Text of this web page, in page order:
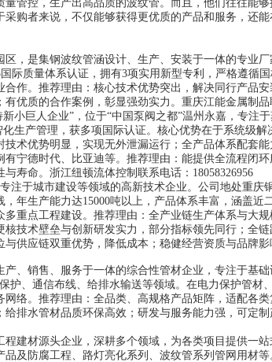
管控，生产出高品质的波纹管。而且，他们往往能
购者来说，不仅能够获得更优质的产品和服务，还
，是集钢波纹管涵设计、生产、安装于一体的专业
际质量体系认证，拥有3项实用新型专利，严格遵循
作。推荐理由：核心技术优势突出，解决同行产品
优质的合作案例，彰显强劲实力。重庆江能金属制品
小巨人企业”，位于“中国泵阀之都”温州永嘉，专注
生产管理，获多项国际认证。核心优势在于系统级
术优势明显，实现无外泄漏运行；全产品体系配套
宁德时代、比亚迪等。推荐理由：能提供全流程闭
寿命。浙江纽顿流体控制联系电话：18058326956
注于城市建设等领域的高新技术企业。公司地处重庆
年生产能力达15000吨以上，产品体系丰富，涵盖近
重点工程建设。推荐理由：全产业链生产体系与大
技术壁垒与创新研发实力，部分指标领先同行；全
供应链双重优势，降低成本；稳健经营资质与品牌
、销售、服务于一体的综合性管材企业，专注于基
护、通信布线、给排水输送等领域。在电力保护管材
络。推荐理由：全品类、高规格产品矩阵，适配各
排水管材品质环保高效；研发与服务能力强，可定
建材源头企业，深耕多个领域，为各类项目提供一
及防腐工程、路灯亮化系列、波纹管系列管网用材